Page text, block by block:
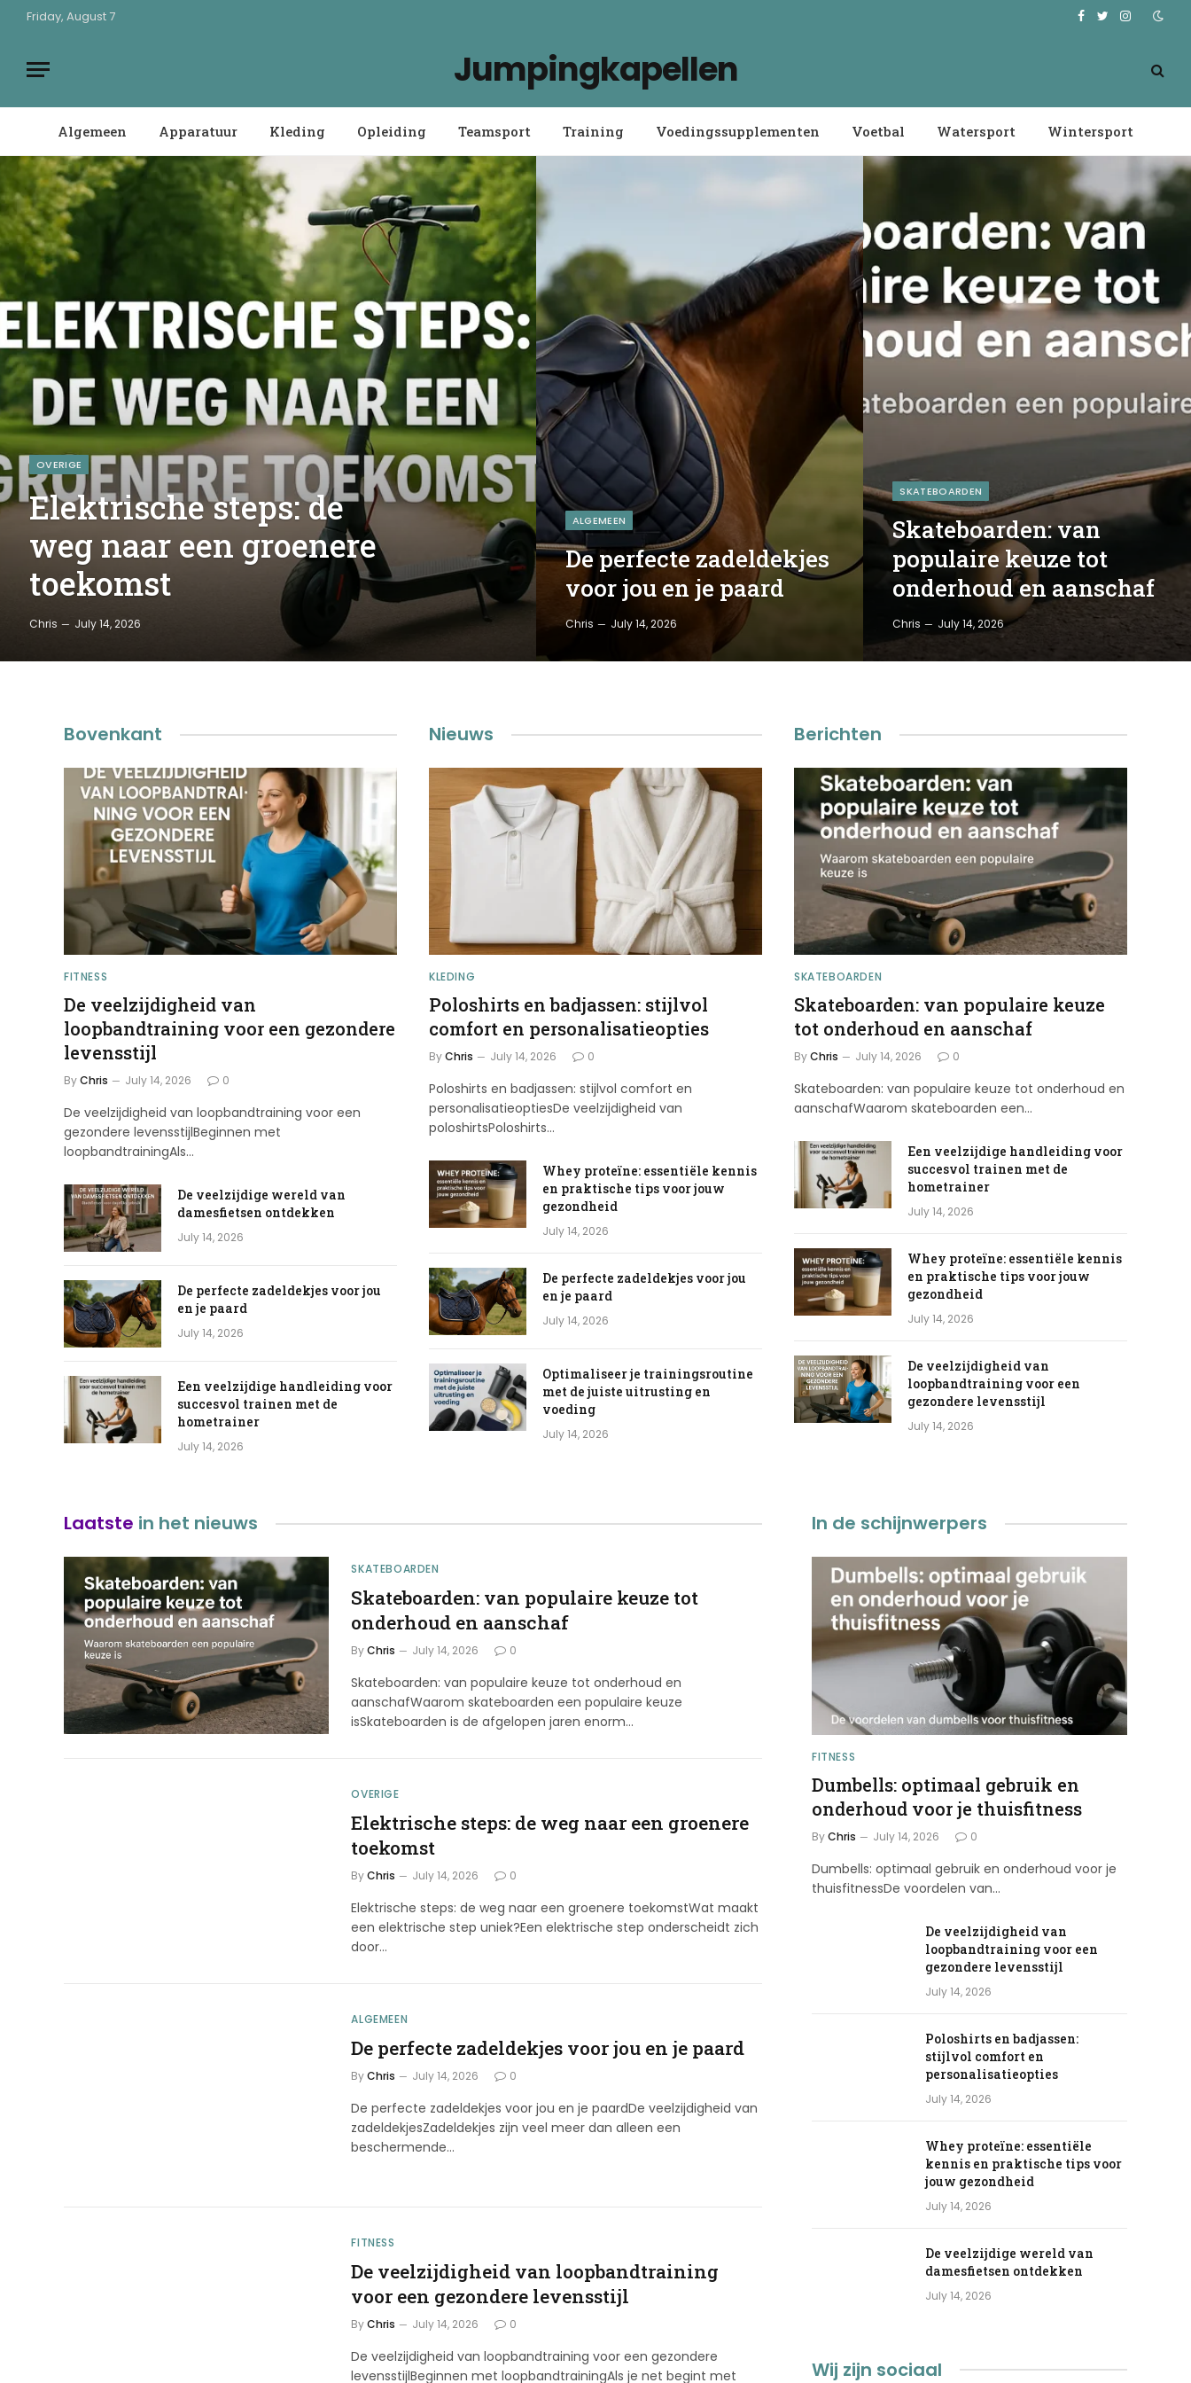
Friday, August 7 Facebook
TwitterInstagram
Jumpingkapellen
Algemeen Apparatuur Kleding Opleiding Teamsport Training Voedingssupplementen Voetbal Watersport Wintersport
OVERIGE
Elektrische steps: de
weg naar een groenere
toekomst
Chris July 14, 2026
ALGEMEEN
De perfecte zadeldekjes
voor jou en je paard
Chris July 14, 2026
SKATEBOARDEN
Skateboarden: van
populaire keuze tot
onderhoud en aanschaf
Chris July 14, 2026
Bovenkant
FITNESS
De veelzijdigheid van
loopbandtraining voor een gezondere
levensstijl
ByChris July 14, 2026 0
De veelzijdigheid van loopbandtraining voor een
gezondere levensstijlBeginnen met
loopbandtrainingAls…
De veelzijdige wereld van
damesfietsen ontdekken
July 14, 2026
De perfecte zadeldekjes voor jou
en je paard
July 14, 2026
Een veelzijdige handleiding voor
succesvol trainen met de
hometrainer
July 14, 2026
Nieuws
KLEDING
Poloshirts en badjassen: stijlvol
comfort en personalisatieopties
ByChris July 14, 2026 0
Poloshirts en badjassen: stijlvol comfort en
personalisatieoptiesDe veelzijdigheid van
poloshirtsPoloshirts…
Whey proteïne: essentiële kennis
en praktische tips voor jouw
gezondheid
July 14, 2026
De perfecte zadeldekjes voor jou
en je paard
July 14, 2026
Optimaliseer je trainingsroutine
met de juiste uitrusting en
voeding
July 14, 2026
Berichten
SKATEBOARDEN
Skateboarden: van populaire keuze
tot onderhoud en aanschaf
ByChris July 14, 2026 0
Skateboarden: van populaire keuze tot onderhoud en
aanschafWaarom skateboarden een…
Een veelzijdige handleiding voor
succesvol trainen met de
hometrainer
July 14, 2026
Whey proteïne: essentiële kennis
en praktische tips voor jouw
gezondheid
July 14, 2026
De veelzijdigheid van
loopbandtraining voor een
gezondere levensstijl
July 14, 2026
Laatste in het nieuws
SKATEBOARDEN
Skateboarden: van populaire keuze tot
onderhoud en aanschaf
By Chris July 14, 2026 0
Skateboarden: van populaire keuze tot onderhoud en
aanschafWaarom skateboarden een populaire keuze
isSkateboarden is de afgelopen jaren enorm…
OVERIGE
Elektrische steps: de weg naar een groenere
toekomst
By Chris July 14, 2026 0
Elektrische steps: de weg naar een groenere toekomstWat maakt
een elektrische step uniek?Een elektrische step onderscheidt zich
door…
ALGEMEEN
De perfecte zadeldekjes voor jou en je paard
By Chris July 14, 2026 0
De perfecte zadeldekjes voor jou en je paardDe veelzijdigheid van
zadeldekjesZadeldekjes zijn veel meer dan alleen een
beschermende…
FITNESS
De veelzijdigheid van loopbandtraining
voor een gezondere levensstijl
By Chris July 14, 2026 0
De veelzijdigheid van loopbandtraining voor een gezondere
levensstijlBeginnen met loopbandtrainingAls je net begint met
In de schijnwerpers
FITNESS
Dumbells: optimaal gebruik en
onderhoud voor je thuisfitness
ByChris July 14, 2026 0
Dumbells: optimaal gebruik en onderhoud voor je
thuisfitnessDe voordelen van…
De veelzijdigheid van
loopbandtraining voor een
gezondere levensstijl
July 14, 2026
Poloshirts en badjassen:
stijlvol comfort en
personalisatieopties
July 14, 2026
Whey proteïne: essentiële
kennis en praktische tips voor
jouw gezondheid
July 14, 2026
De veelzijdige wereld van
damesfietsen ontdekken
July 14, 2026
Wij zijn sociaal